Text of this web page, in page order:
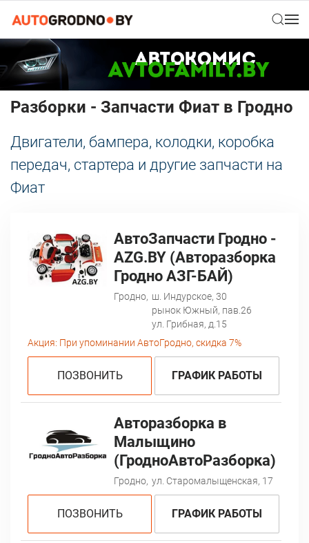
Разборки - Запчасти Фиат в Гродно
Двигатели, бампера, колодки, коробка
передач, стартера и другие запчасти на
Фиат
AвтоЗапчасти Гродно -
AZG.BY (Авторазборка
Гродно АЗГ-БАЙ)
Гродно, ш. Индурское, 30
рынок Южный, пав.26
ул. Грибная, д.15
Акция: При упоминании АвтоГродно, скидка 7%
ПОЗВОНИТЬ ГРАФИК РАБОТЫ
Авторазборка в
Малыщино
(ГродноАвтоРазборка)
Гродно, ул. Старомалыщенская, 17
ПОЗВОНИТЬ ГРАФИК РАБОТЫ